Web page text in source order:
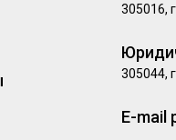
305016,
305044,
E-mail